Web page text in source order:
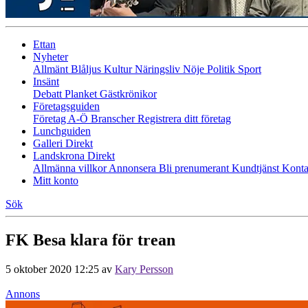
Ettan
Nyheter
Allmänt Blåljus KulturNäringsliv Nöje Politik Sport
Insänt
Debatt Planket Gästkrönikor
Företagsguiden
Företag A-Ö BranscherRegistrera ditt företag
Lunchguiden
Galleri Direkt
Landskrona Direkt
Allmänna villkorAnnonsera Bli prenumerant Kundtjänst
Mitt konto
Sök
FK Besa klara för trean
5 oktober 2020 12:25 av Kary Persson
Annons